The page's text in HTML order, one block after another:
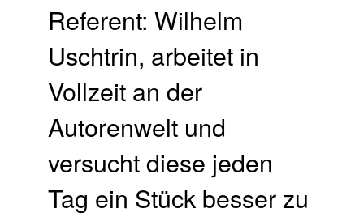
Referent: Wilhelm
Uschtrin, arbeitet in
Vollzeit an der
Autorenwelt und
versucht diese jeden
Tag ein Stück besser zu